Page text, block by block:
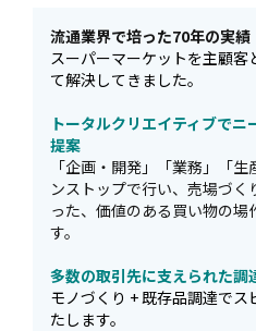
流通業界で培った70年の実績
スーパーマーケットを主顧客
て解決してきました。
トータルクリエイティブで
提案
「企画・開発」「業務」「
ンストップで行い、売場づく
った、価値のある買い物の場
す。
多数の取引先に支えられた調
モノづくり + 既存品調達で
たします。